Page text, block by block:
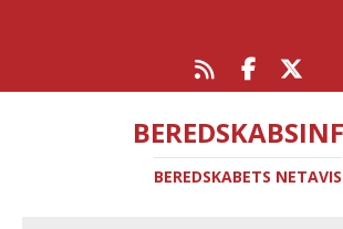
BEREDSKABETS NETAVIS